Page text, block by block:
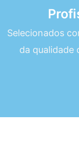
Selecionados
da qualidade